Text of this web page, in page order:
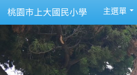
桃園市上大國民小學 主選單